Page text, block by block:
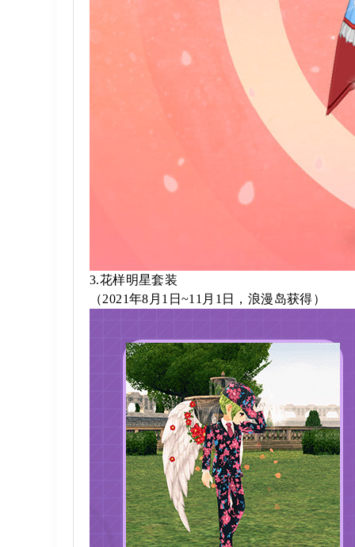
3.花样明星套装
（2021年8月1日~11月1日，浪漫岛获得）